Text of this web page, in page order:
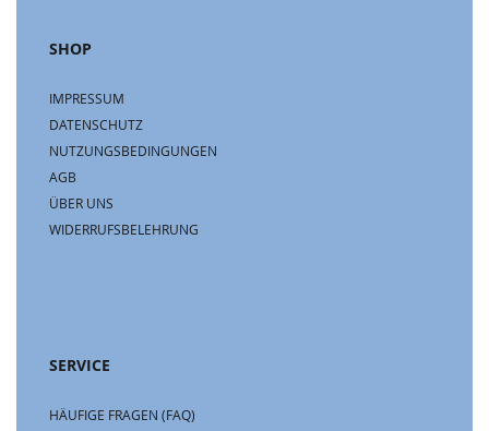
SHOP
IMPRESSUM
DATENSCHUTZ
NUTZUNGSBEDINGUNGEN
AGB
ÜBER UNS
WIDERRUFSBELEHRUNG
SERVICE
HÄUFIGE FRAGEN (FAQ)